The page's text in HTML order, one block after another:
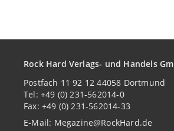
Rock Hard Verlags- und Handels
Postfach 11 92 12 44058 Dortmund
Tel: +49 (0) 231-562014-0
Fax: +49 (0) 231-562014-33
E-Mail: Megazine@RockHard.de